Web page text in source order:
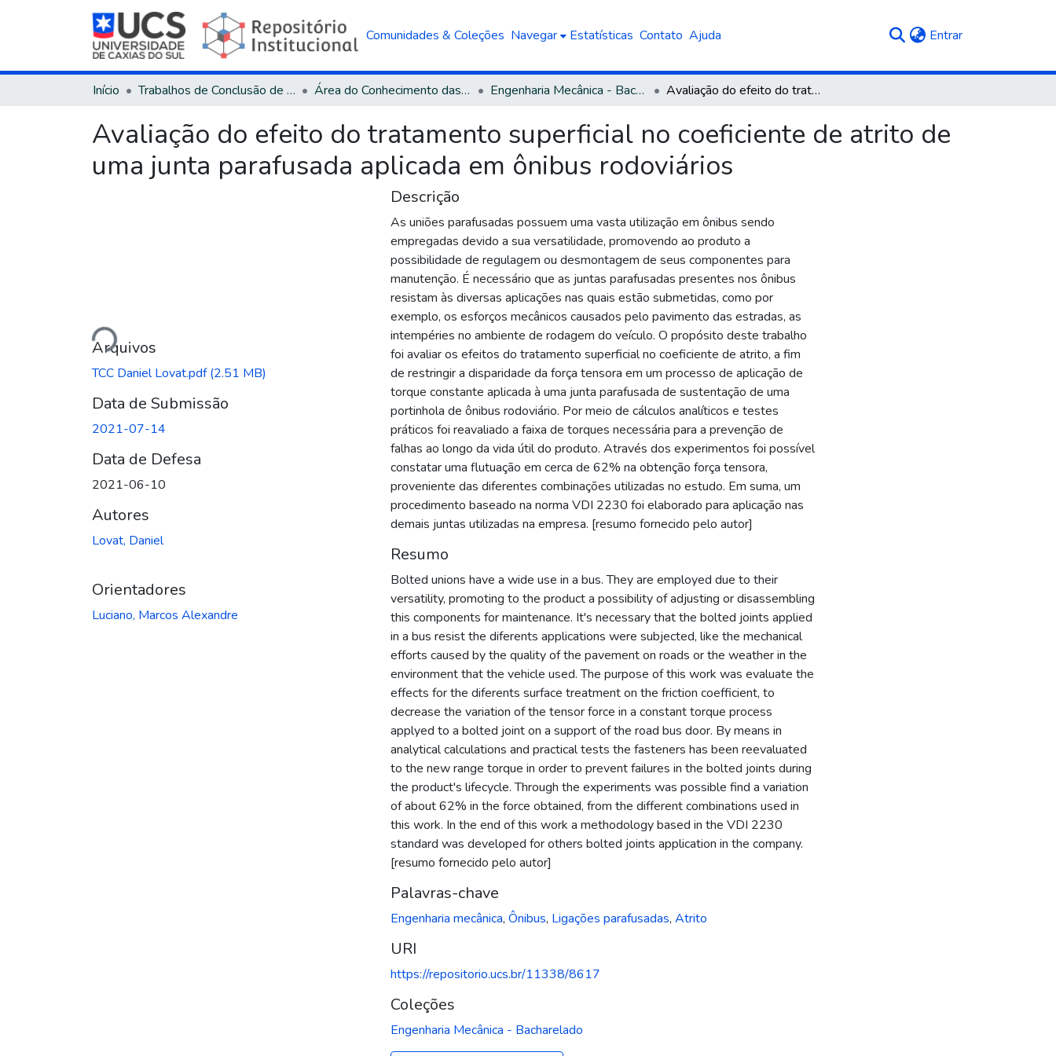
Comunidades & Coleções Navegar Estatísticas Contato Ajuda Entrar(current)
Início Trabalhos de Conclusão de Curso Área do Conhecimento das Engenharias Engenharia Mecânica - Bacharelado Avaliação do efeito do tratamento superficial no coeficiente de atrito de uma junta parafusada aplicada em ônibus rodoviários
Avaliação do efeito do tratamento superficial no coeficiente de atrito de
uma junta parafusada aplicada em ônibus rodoviários
Carregando...
Arquivos
TCC Daniel Lovat.pdf(2.51 MB)
Data de Submissão
2021-07-14
Data de Defesa
2021-06-10
Autores
Lovat, Daniel
Orientadores
Luciano, Marcos Alexandre
Descrição
As uniões parafusadas possuem uma vasta utilização em ônibus sendo
empregadas devido a sua versatilidade, promovendo ao produto a
possibilidade de regulagem ou desmontagem de seus componentes para
manutenção. É necessário que as juntas parafusadas presentes nos ônibus
resistam às diversas aplicações nas quais estão submetidas, como por
exemplo, os esforços mecânicos causados pelo pavimento das estradas, as
intempéries no ambiente de rodagem do veículo. O propósito deste trabalho
foi avaliar os efeitos do tratamento superficial no coeficiente de atrito, a fim
de restringir a disparidade da força tensora em um processo de aplicação de
torque constante aplicada à uma junta parafusada de sustentação de uma
portinhola de ônibus rodoviário. Por meio de cálculos analíticos e testes
práticos foi reavaliado a faixa de torques necessária para a prevenção de
falhas ao longo da vida útil do produto. Através dos experimentos foi possível
constatar uma flutuação em cerca de 62% na obtenção força tensora,
proveniente das diferentes combinações utilizadas no estudo. Em suma, um
procedimento baseado na norma VDI 2230 foi elaborado para aplicação nas
demais juntas utilizadas na empresa. [resumo fornecido pelo autor]
Resumo
Bolted unions have a wide use in a bus. They are employed due to their
versatility, promoting to the product a possibility of adjusting or disassembling
this components for maintenance. It's necessary that the bolted joints applied
in a bus resist the diferents applications were subjected, like the mechanical
efforts caused by the quality of the pavement on roads or the weather in the
environment that the vehicle used. The purpose of this work was evaluate the
effects for the diferents surface treatment on the friction coefficient, to
decrease the variation of the tensor force in a constant torque process
applyed to a bolted joint on a support of the road bus door. By means in
analytical calculations and practical tests the fasteners has been reevaluated
to the new range torque in order to prevent failures in the bolted joints during
the product's lifecycle. Through the experiments was possible find a variation
of about 62% in the force obtained, from the different combinations used in
this work. In the end of this work a methodology based in the VDI 2230
standard was developed for others bolted joints application in the company.
[resumo fornecido pelo autor]
Palavras-chave
Engenharia mecânica, Ônibus, Ligações parafusadas, Atrito
URI
https://repositorio.ucs.br/11338/8617
Coleções
Engenharia Mecânica - Bacharelado